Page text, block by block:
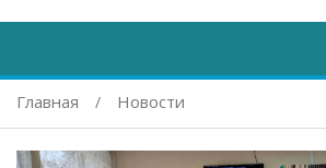
Главная Новости